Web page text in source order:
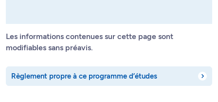
Les informations contenues sur cette page sont
modifiables sans préavis.
Règlement propre à ce programme d’études